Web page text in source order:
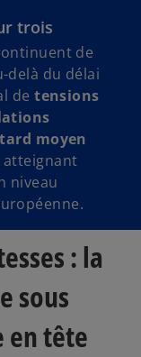
trois
de
delà du délai
detensions
moyen
atteignant
niveau
: la
sous
en tête